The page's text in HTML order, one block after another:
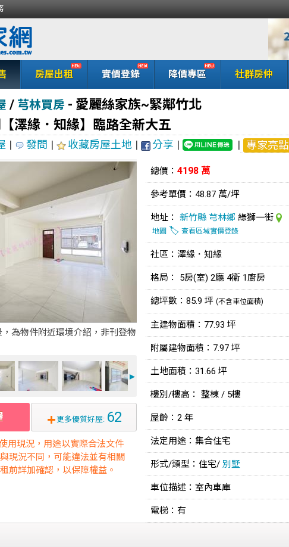
房屋出租 實價登錄 降價專區 社群房仲
/ 芎林買房 - 愛麗絲家族~緊鄰竹北
澤緣．知緣】臨路全新大五
| 發問 | 收藏房屋土地 | 分享 | | 專家亮點
為物件附近環境介紹，非刊登物
►
更多優質好屋: 62
用現況，用途以實際合法文件
現況不同，可能違法並有相關
前詳加確認，以保障權益。
總價： 4198 萬
參考單價：48.87 萬/坪
地址： 新竹縣 芎林鄉 綠獅一街
地圖 🏷️ 查看區域實價登錄
社區：澤緣．知緣
格局： 5房(室) 2廳 4衛 1廚房
總坪數：85.9 坪 (不含車位面積)
主建物面積：77.93 坪
附屬建物面積：7.97 坪
土地面積：31.66 坪
樓別/樓高： 整棟 / 5樓
屋齡：2 年
法定用途：集合住宅
形式/類型：住宅/ 別墅
車位描述：室內車庫
電梯：有